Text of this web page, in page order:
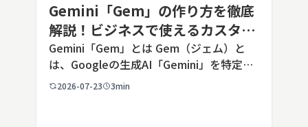
Gemini「Gem」の作り方を徹底
解説！ビジネスで使えるカスタム
AIの設定手順と活用例
Gemini「Gem」とは Gem（ジェム）と
は、Googleの生成AI「Gemini」を特定の
用途に合わせてカスタマイズできる機能で
2026-07-23 3min